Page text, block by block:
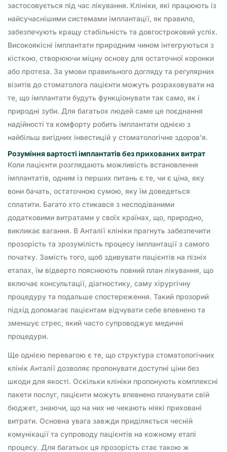
застосовується під час лікування. Клініки, які працюють із
найсучаснішими системами імплантації, як правило,
забезпечують кращу стабільність та довгостроковий успіх.
Високоякісні імплантати природним чином інтегруються з
кісткою, створюючи міцну основу для остаточної коронки
або протеза. За умови правильного догляду та регулярних
візитів до стоматолога пацієнти можуть розраховувати на
те, що імплантати будуть функціонувати так само, як і
природні зуби. Для багатьох людей саме це поєднання
надійності та комфорту робить імплантати однією з
найбільш вигідних інвестицій у стоматологічне здоров’я.
Розуміння вартості імплантатів без прихованих витрат
Коли пацієнти розглядають можливість встановлення
імплантатів, одним із перших питань є те, чи є ціна, яку
вони бачать, остаточною сумою, яку їм доведеться
сплатити. Багато хто стикався з несподіваними
додатковими витратами у своїх країнах, що, природно,
викликає вагання. В Анталії клініки прагнуть забезпечити
прозорість та зрозумілість процесу імплантації з самого
початку. Замість того, щоб здивувати пацієнтів на пізніх
етапах, їм відверто пояснюють повний план лікування, що
включає консультації, діагностику, саму хірургічну
процедуру та подальше спостереження. Такий прозорий
підхід допомагає пацієнтам відчувати себе впевнено та
зменшує стрес, який часто супроводжує медичні
процедури.
Ще однією перевагою є те, що структура стоматологічних
клінік Анталії дозволяє пропонувати доступні ціни без
шкоди для якості. Оскільки клініки пропонують комплексні
пакети послуг, пацієнти можуть впевнено планувати свій
бюджет, знаючи, що на них не чекають ніякі приховані
витрати. Основна увага завжди приділяється чесній
комунікації та супроводу пацієнтів на кожному етапі
процесу. Для багатьох ця прозорість стає такою ж